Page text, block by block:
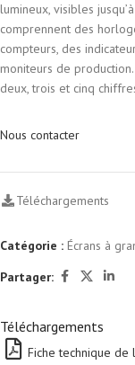
lumineux, visibles
comprennent des
compteurs, des
moniteurs de
deux, trois et cinq
Nous contacter
Téléchargements
Catégorie : Écrans à
Partager:
Téléchargements
Fiche technique de